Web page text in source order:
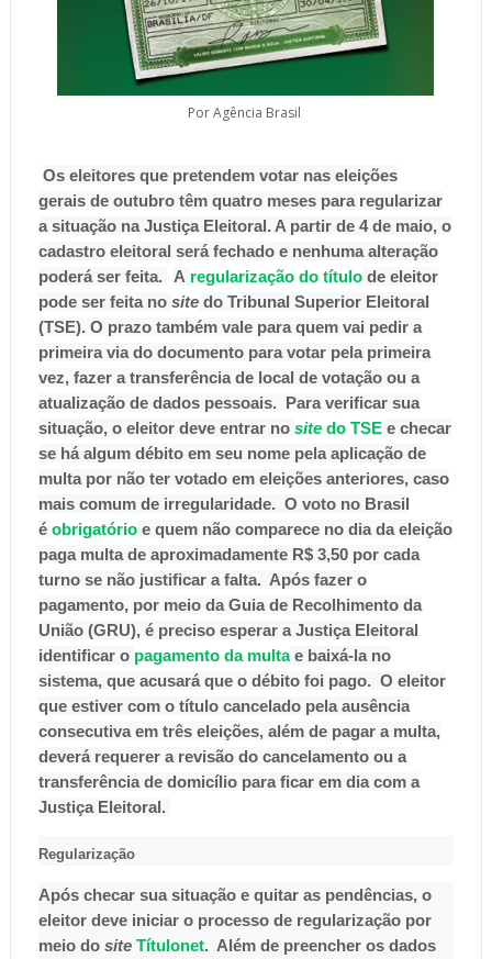
Por Agência Brasil
Os eleitores que pretendem votar nas eleições
gerais de outubro têm quatro meses para regularizar
a situação na Justiça Eleitoral. A partir de 4 de maio, o
cadastro eleitoral será fechado e nenhuma alteração
poderá ser feita.
A regularização do título de eleitor
pode ser feita no sitedo Tribunal Superior Eleitoral
(TSE). O prazo também vale para quem vai pedir a
primeira via do documento para votar pela primeira
vez, fazer a transferência de local de votação ou a
atualização de dados pessoais. Para verificar sua
situação, o eleitor deve entrar no sitedo TSEe checar
se há algum débito em seu nome pela aplicação de
multa por não ter votado em eleições anteriores, caso
mais comum de irregularidade. O voto no Brasil
é obrigatórioe quem não comparece no dia da eleição
paga multa de aproximadamente R$ 3,50 por cada
turno se não justificar a falta. Após fazer o
pagamento, por meio da Guia de Recolhimento da
União (GRU), é preciso esperar a Justiça Eleitoral
identificar o pagamento da multae baixá-la no
sistema, que acusará que o débito foi pago. O eleitor
que estiver com o título cancelado pela ausência
consecutiva em três eleições, além de pagar a multa,
deverá requerer a revisão do cancelamento ou a
transferência de domicílio para ficar em dia com a
Justiça Eleitoral.
Regularização
Após checar sua situação e quitar as pendências, o
eleitor deve iniciar o processo de regularização por
meio do site Títulonet. Além de preencher os dados